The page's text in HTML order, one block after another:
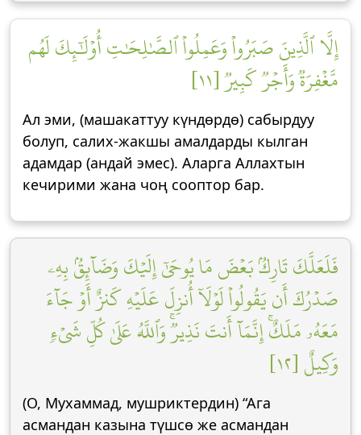
إِلَّا ٱلَّذِينَ صَبَرُواْ وَعَمِلُواْ ٱلصَّٰلِحَٰتِ أُوْلَٰٓئِكَ لَهُم
مَّغۡفِرَةٞ وَأَجۡرٞ كَبِيرٞ [١١]
Ал эми, (машакаттуу күндөрдө) сабырдуу
болуп, салих-жакшы амалдарды кылган
адамдар (андай эмес). Аларга Аллахтын
кечирими жана чоң сооптор бар.
فَلَعَلَّكَ تَارِكُۢ بَعۡضَ مَا يُوحَىٰٓ إِلَيۡكَ وَضَآئِقُۢ بِهِۦ
صَدۡرُكَ أَن يَقُولُواْ لَوۡلَآ أُنزِلَ عَلَيۡهِ كَنزٌ أَوۡ جَآءَ
مَعَهُۥ مَلَكٌۚ إِنَّمَآ أَنتَ نَذِيرٞۚ وَٱللَّهُ عَلَىٰ كُلِّ شَيۡءٖ
وَكِيلٌ [١٢]
(О, Мухаммад, мушриктердин) “Ага
асмандан казына түшсө же асмандан